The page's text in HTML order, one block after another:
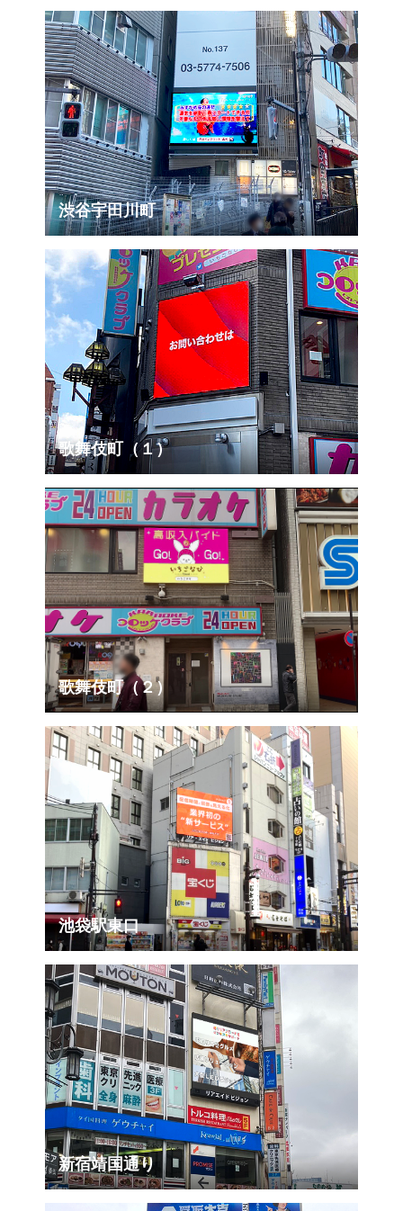
渋谷宇田川町
歌舞伎町（１）
歌舞伎町（２）
池袋駅東口
新宿靖国通り